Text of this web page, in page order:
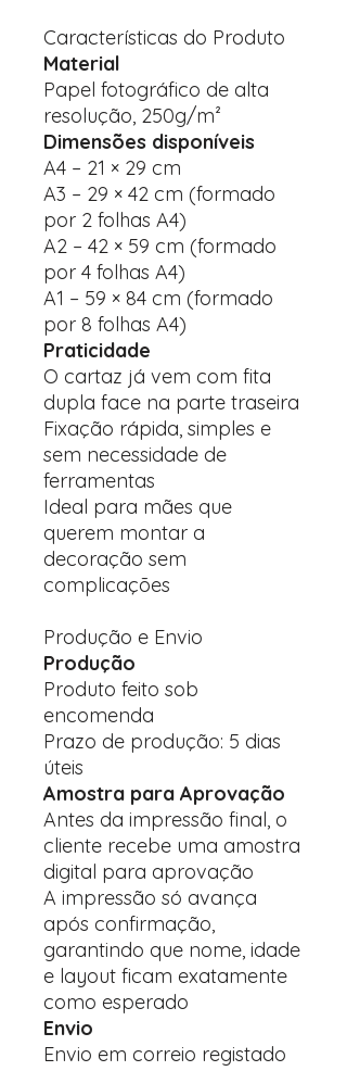
Características do Produto
Material
Papel fotográfico de alta
resolução, 250g/m²
Dimensões disponíveis
A4 – 21 × 29 cm
A3 – 29 × 42 cm (formado
por 2 folhas A4)
A2 – 42 × 59 cm (formado
por 4 folhas A4)
A1 – 59 × 84 cm (formado
por 8 folhas A4)
Praticidade
O cartaz já vem com fita
dupla face na parte traseira
Fixação rápida, simples e
sem necessidade de
ferramentas
Ideal para mães que
querem montar a
decoração sem
complicações
Produção e Envio
Produção
Produto feito sob
encomenda
Prazo de produção: 5 dias
úteis
Amostra para Aprovação
Antes da impressão final, o
cliente recebe uma amostra
digital para aprovação
A impressão só avança
após confirmação,
garantindo que nome, idade
e layout ficam exatamente
como esperado
Envio
Envio em correio registado